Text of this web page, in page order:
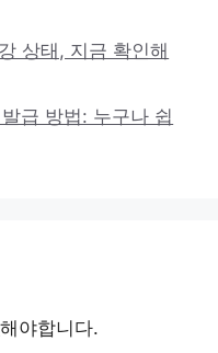
상태, 지금 확인해
급 방법: 누구나 쉽
해야합니다.